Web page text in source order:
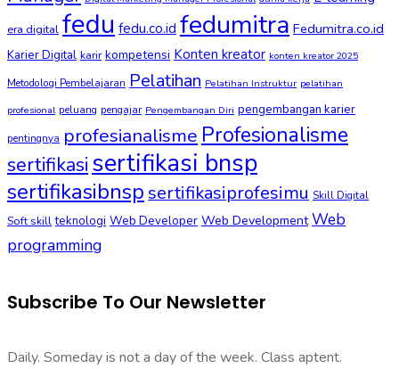
era digital fedu fedu.co.id fedumitra Fedumitra.co.id
Karier Digital karir kompetensi Konten kreator konten kreator 2025
Metodologi Pembelajaran Pelatihan Pelatihan Instruktur pelatihan
profesional peluang pengajar Pengembangan Diri pengembangan karier
pentingnya profesianalisme Profesionalisme
sertifikasi sertifikasi bnsp
sertifikasibnsp sertifikasiprofesimu Skill Digital
Soft skill teknologi Web Developer Web Development Web
programming
Subscribe To Our Newsletter
Daily. Someday is not a day of the week. Class aptent.